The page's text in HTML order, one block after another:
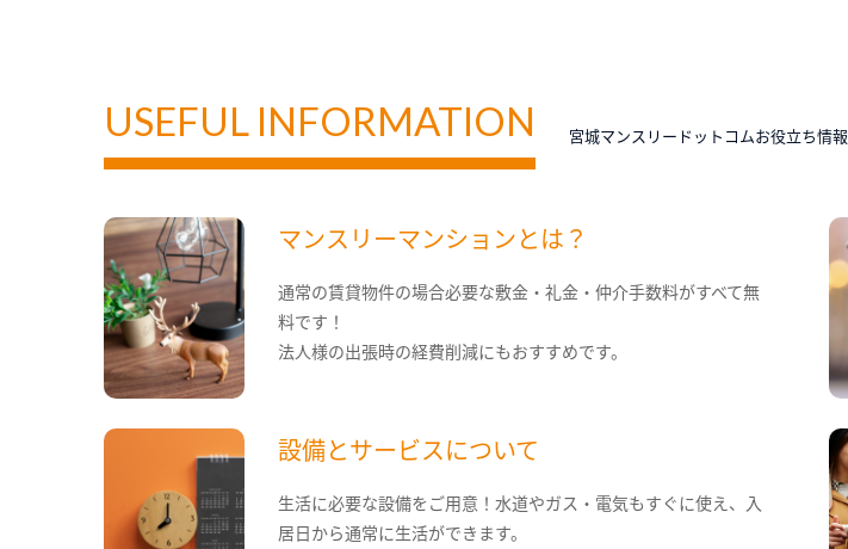
USEFUL INFORMATION 宮城マンスリードットコムお役立ち情報
マンスリーマンションとは？
通常の賃貸物件の場合必要な敷金・礼金・仲介手数料がすべて無
料です！
法人様の出張時の経費削減にもおすすめです。
設備とサービスについて
生活に必要な設備をご用意！水道やガス・電気もすぐに使え、入
居日から通常に生活ができます。